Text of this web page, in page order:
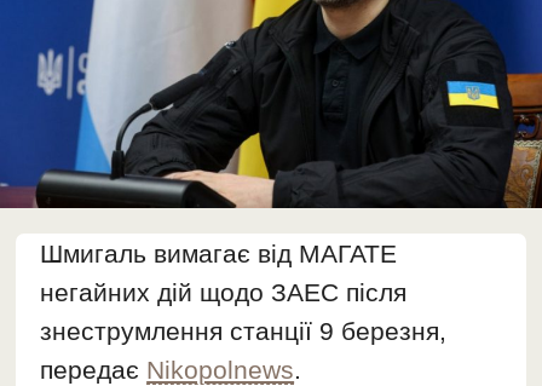
Шмигаль вимагає від МАГАТЕ
негайних дій щодо ЗАЕС після
знеструмлення станції 9 березня,
передає Nikopolnews.